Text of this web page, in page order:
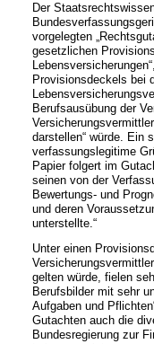
Der
vorgelegten
gesetzlichen
Provisionsdeckels bei
Berufsausübung der
darstellen“ würde. Ein
verfassungslegitime
Papier folgert im
seinen von der
Bewertungs- und
und deren
unterstellte.“
Unter einen
gelten würde, fielen
Berufsbilder mit sehr
Aufgaben und
Gutachten auch die
Bundesregierung zur